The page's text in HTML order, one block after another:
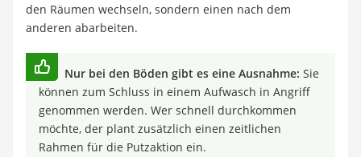
den Räumen wechseln, sondern einen nach dem
anderen abarbeiten.
Nur bei den Böden gibt es eine Ausnahme: Sie
können zum Schluss in einem Aufwasch in Angriff
genommen werden. Wer schnell durchkommen
möchte, der plant zusätzlich einen zeitlichen
Rahmen für die Putzaktion ein.